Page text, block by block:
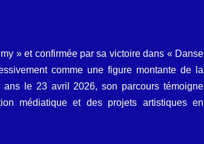
» et confirmée par sa victoire dans « Danse
comme une figure montante de la
le 23 avril 2026, son parcours témoigne
médiatique et des projets artistiques en